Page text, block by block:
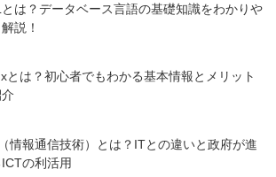
は？データベース言語の基礎知識をわかりや
説！
とは？初心者でもわかる基本情報とメリット
情報通信技術）とは？ITとの違いと政府が進
の利活用